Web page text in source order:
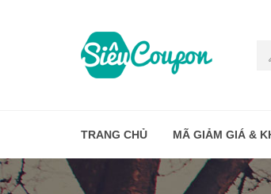
TRANG CHỦ MÃ GIẢM GIÁ &